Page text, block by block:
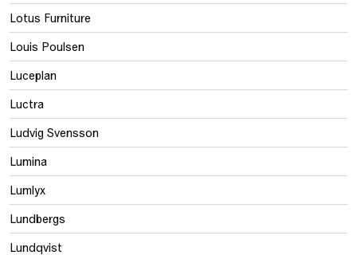
Lotus Furniture
Louis Poulsen
Luceplan
Luctra
Ludvig Svensson
Lumina
Lumlyx
Lundbergs
Lundqvist